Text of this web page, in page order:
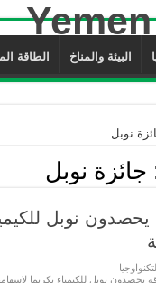
البيئة والمناخ الطاقة
نوبل
جائزة نوبل
نوبل
يحصدون نوبل للكيمياء تكريما